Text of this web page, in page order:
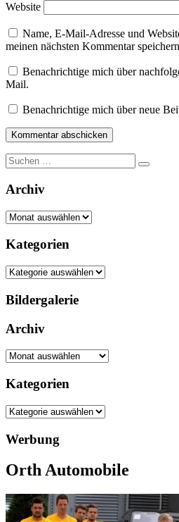
Website
Name, E-Mail-Adresse und
meinen nächsten Kommentar
Benachrichtige mich über
Mail.
Benachrichtige mich über neue
Suche
nach:
Archiv
Archiv
Kategorien
Kategorien
Bildergalerie
Archiv
Archiv
Kategorien
Kategorien
Werbung
Orth Automobile